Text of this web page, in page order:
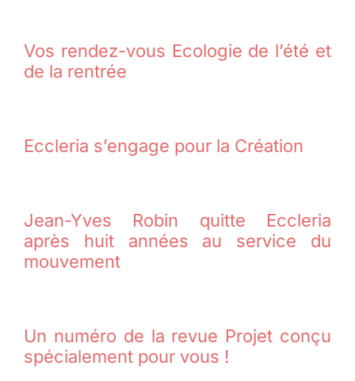
Vos rendez-vous Ecologie de l’été et
de la rentrée
Eccleria s’engage pour la Création
Jean-Yves Robin quitte Eccleria
après huit années au service du
mouvement
Un numéro de la revue Projet conçu
spécialement pour vous !